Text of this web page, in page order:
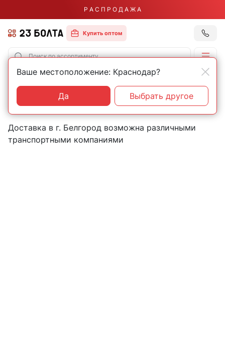
Р А С П Р О Д А Ж А
Купить оптом
Главная Контакты Белгород
Пункты выдачи товаров в
городе Белгород
Доставка в г. Белгород возможна различными
транспортными компаниями
Ваше местоположение: Краснодар?
Да Выбрать другое